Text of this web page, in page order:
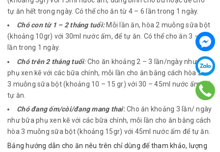
tự ăn hết trong ngày. Có thể cho ăn từ 4 – 6 lần trong 1 ngày.
Chó con từ 1 – 2 tháng tuổi:Mỗi lần ăn, hòa 2 muỗng sữa bột
(khoảng 10gr) với 30ml nước ấm, để tự ăn. Có thể cho ăn 3 – 4
lần trong 1 ngày.
Chó trên 2 tháng tuổi:Cho ăn khoảng 2 – 3 lần/ngày như bữa
phụ xen kẽ với các bữa chính, mỗi lần cho ăn bằng cách hòa 2 –
3 muỗng sữa bột (khoảng 10 – 15 gr) với 30 – 45ml nước ấm để
tự ăn.
Chó đang ốm/còi/đang mang thai: Cho ăn khoảng 3 lần/ ngày
như bữa phụ xen kẽ với các bữa chính, mỗi lần cho ăn bằng cách
hòa 3 muỗng sữa bột (khoảng 15gr) với 45ml nước ấm để tự ăn.
Bảng hướng dẫn cho ăn nêu trên chỉ dùng để tham khảo, lượng